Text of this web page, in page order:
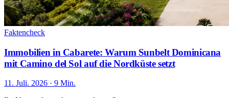
Faktencheck
Immobilien in Cabarete: Warum Sunbelt Dominicana
mit Camino del Sol auf die Nordküste setzt
11. Juli. 2026 · 9 Min.